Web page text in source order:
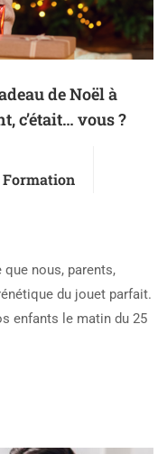
de Noël à
c’était… vous ?
Formation
que nous, parents,
du jouet parfait.
enfants le matin du 25